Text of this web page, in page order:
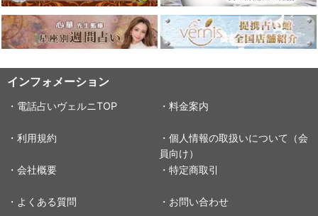
インフォメーション
・電話占いヴェルニTOP ・料金案内
・利用規約
・個人情報の取扱いについて（会
員向け）
・会社概要
・特定商取引
・よくある質問 ・お問い合わせ